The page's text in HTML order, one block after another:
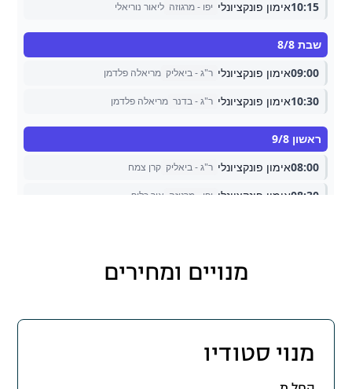
מנויים ומחירים
מנוי סטודיו